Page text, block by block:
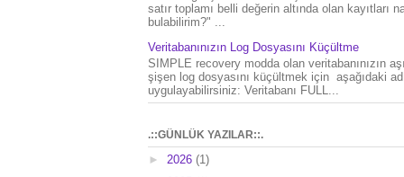
satır toplamı belli değerin altında olan kayıtları
bulabilirim?" ...
Veritabanınızın Log Dosyasını Küçültme
SIMPLE recovery modda olan veritabanınızın
şişen log dosyasını küçültmek için aşağıdaki
uygulayabilirsiniz: Veritabanı FULL...
.::GÜNLÜK YAZILAR::.
► 2026 (1)